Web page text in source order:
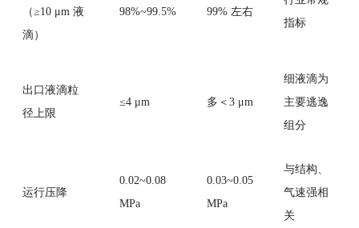
（≥10 μm 液
滴）
98%~99.5% 99% 左右
指标
出口液滴粒
径上限
≤4 μm 多＜3 μm
细液滴为
主要逃逸
组分
运行压降
0.02~0.08
MPa
0.03~0.05
MPa
与结构、
气速强相
关